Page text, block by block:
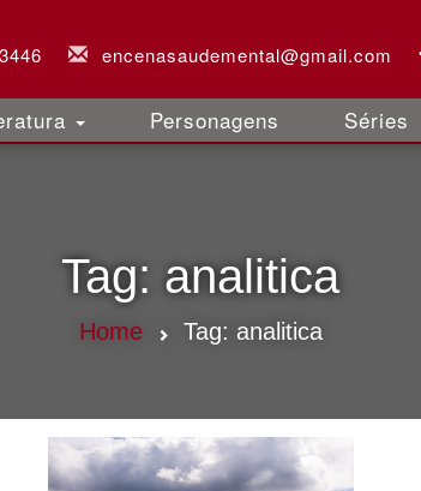
encenasaudemental@gmail.com
Personagens Séries
Tag: analitica
Home Tag: analitica